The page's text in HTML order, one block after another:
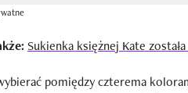
Sukienka księżnej Kate
pomiędzy czterema